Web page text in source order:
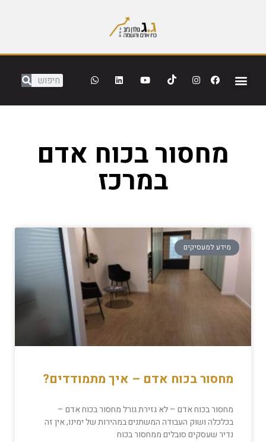
מחסור בכוח אדם
במרכז
מידע למעסיקים
מחסור בכוח אדם – איך מתמודדים?
מחסור בכוח אדם – לא גזירת גורל מחסור בכוח אדם –
בכלכלה ושוק העבודה המשתנים במהירות של ימינו, אין זה
נדיר שעסקים סובלים ממחסור בכוח